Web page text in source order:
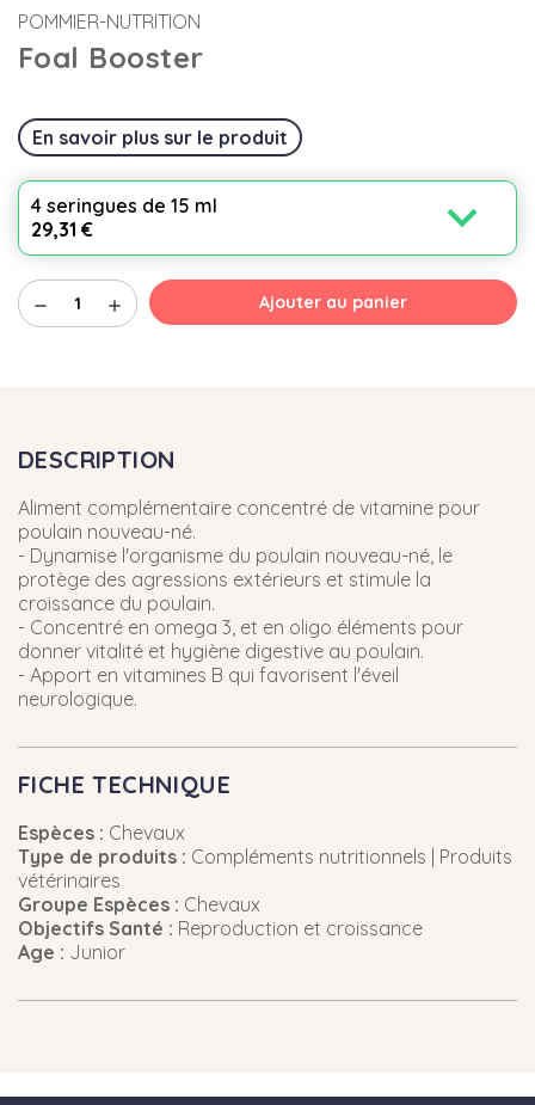
POMMIER-NUTRITION
Foal Booster
En savoir plus sur le produit
4 seringues de 15 ml
29,31 €
expand_more
remove add Ajouter au panier
DESCRIPTION
Aliment complémentaire concentré de vitamine pour
poulain nouveau-né.
- Dynamise l'organisme du poulain nouveau-né, le
protège des agressions extérieurs et stimule la
croissance du poulain.
- Concentré en omega 3, et en oligo éléments pour
donner vitalité et hygiène digestive au poulain.
- Apport en vitamines B qui favorisent l'éveil
neurologique.
FICHE TECHNIQUE
Espèces : Chevaux
Type de produits : Compléments nutritionnels | Produits
vétérinaires
Groupe Espèces : Chevaux
Objectifs Santé : Reproduction et croissance
Age : Junior